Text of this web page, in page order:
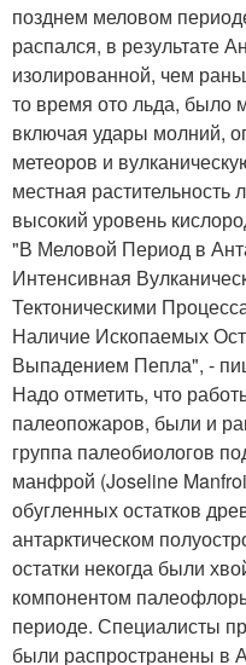
позднем меловом
распался, в результате
изолированной, чем
то время ото льда, было
включая удары молний,
метеоров и
местная растительность
высокий уровень
"В Меловой Период в
Интенсивная
Тектоническими
Наличие Ископаемых
Выпадением Пепла", -
Надо отметить, что
палеопожаров, были и
группа палеобиологов
манфрой (Joseline
обугленных остатков
антарктическом
остатки некогда были
компонентом
периоде. Специалисты
были распространены в